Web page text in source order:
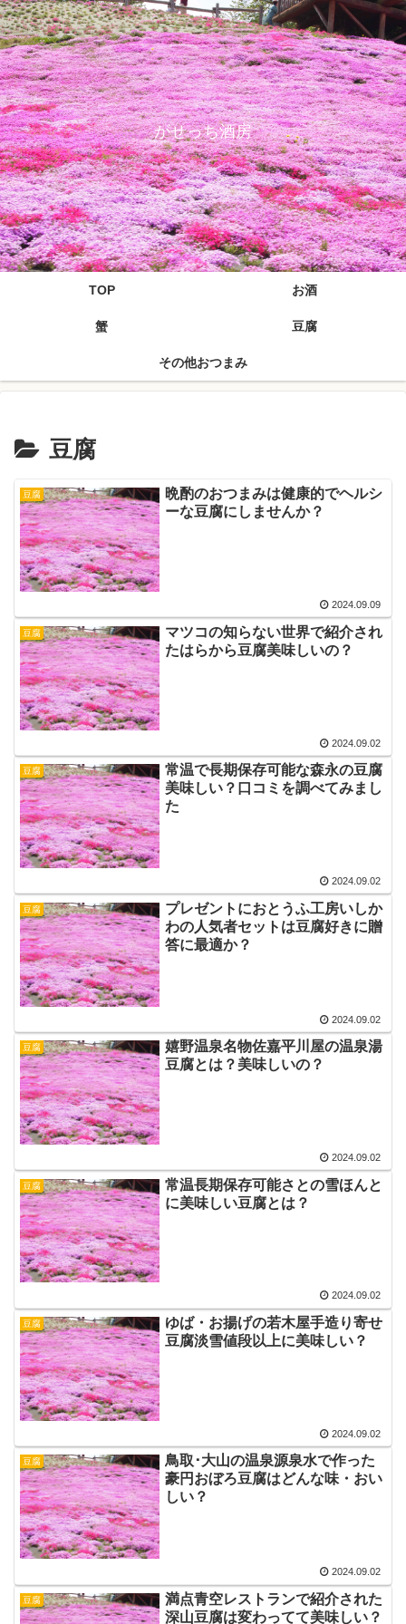
がせっち酒房
TOP お酒
蟹 豆腐
その他おつまみ
豆腐
豆腐
晩酌のおつまみは健康的でヘルシ
ーな豆腐にしませんか？
2024.09.09
豆腐
マツコの知らない世界で紹介され
たはらから豆腐美味しいの？
2024.09.02
豆腐
常温で長期保存可能な森永の豆腐
美味しい？口コミを調べてみまし
た
2024.09.02
豆腐
プレゼントにおとうふ工房いしか
わの人気者セットは豆腐好きに贈
答に最適か？
2024.09.02
豆腐
嬉野温泉名物佐嘉平川屋の温泉湯
豆腐とは？美味しいの？
2024.09.02
豆腐
常温長期保存可能さとの雪ほんと
に美味しい豆腐とは？
2024.09.02
豆腐
ゆば・お揚げの若木屋手造り寄せ
豆腐淡雪値段以上に美味しい？
2024.09.02
豆腐
鳥取･大山の温泉源泉水で作った
豪円おぼろ豆腐はどんな味・おい
しい？
2024.09.02
豆腐
満点青空レストランで紹介された
深山豆腐は変わってて美味しい？